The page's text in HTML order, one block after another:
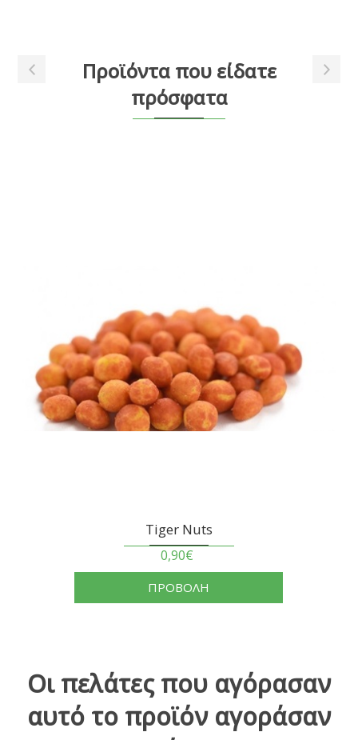
Προϊόντα που είδατε
πρόσφατα
Tiger Nuts
0,90€
ΠΡΟΒΟΛΗ
Οι πελάτες που αγόρασαν
αυτό το προϊόν αγοράσαν